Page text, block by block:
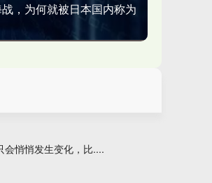
，为何就被日本国内称为
会悄悄发生变化，比....